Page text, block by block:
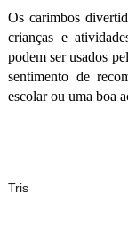
Os carimbos
crianças e
podem ser usados
sentimento de
escolar ou uma boa
Tris